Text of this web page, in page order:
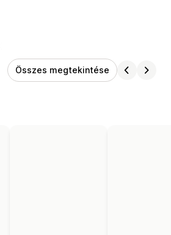
Összes megtekintése